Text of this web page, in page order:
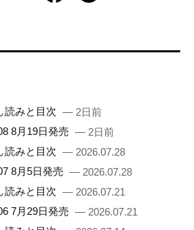
読みと目次 — 2日前
8月19日発売 — 2日前
読みと目次 — 2026.07.28
8月5日発売 — 2026.07.28
読みと目次 — 2026.07.21
7月29日発売 — 2026.07.21